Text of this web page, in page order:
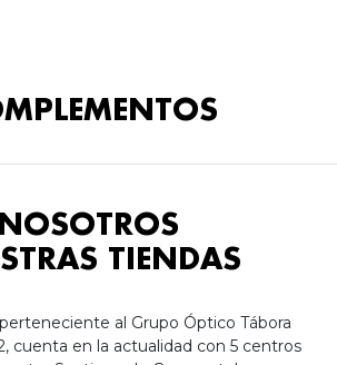
NOSOTROS
TIENDAS
al Grupo Óptico Tábora
cuenta en la actualidad con 5 centros